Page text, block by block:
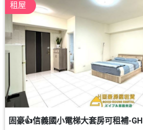
租屋
固豪👍信義國小電梯大套房可租補-